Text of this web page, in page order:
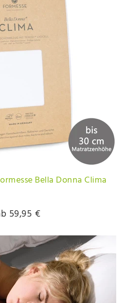
Bella Donna Clima
59,95 €